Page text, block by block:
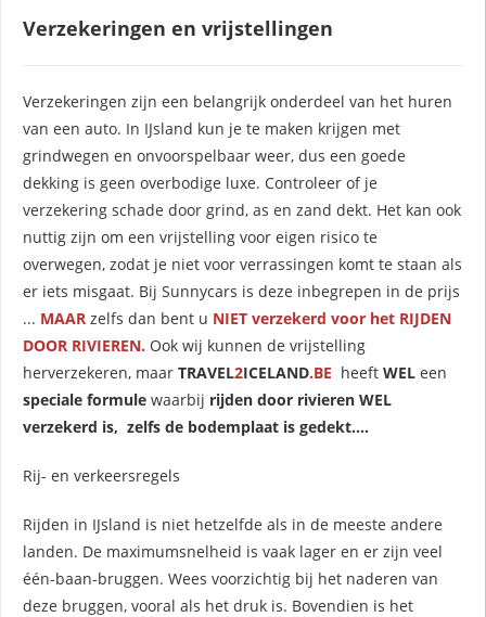
Verzekeringen en vrijstellingen
Verzekeringen zijn een belangrijk onderdeel van het huren
van een auto. In IJsland kun je te maken krijgen met
grindwegen en onvoorspelbaar weer, dus een goede
dekking is geen overbodige luxe. Controleer of je
verzekering schade door grind, as en zand dekt. Het kan ook
nuttig zijn om een vrijstelling voor eigen risico te
overwegen, zodat je niet voor verrassingen komt te staan als
er iets misgaat. Bij Sunnycars is deze inbegrepen in de prijs
... MAAR zelfs dan bent u NIET verzekerd voor het RIJDEN
DOOR RIVIEREN. Ook wij kunnen de vrijstelling
herverzekeren, maar TRAVEL2ICELAND.BE heeft WEL een
speciale formule waarbij rijden door rivieren WEL
verzekerd is, zelfs de bodemplaat is gedekt....
Rij- en verkeersregels
Rijden in IJsland is niet hetzelfde als in de meeste andere
landen. De maximumsnelheid is vaak lager en er zijn veel
één-baan-bruggen. Wees voorzichtig bij het naderen van
deze bruggen, vooral als het druk is. Bovendien is het